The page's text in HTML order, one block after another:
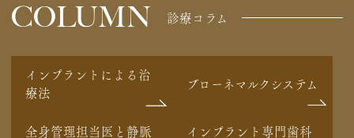
COLUMN 診療コラム
インプラントによる治
療法
ブローネマルクシステム
全身管理担当医と静脈
インプラント専門歯科